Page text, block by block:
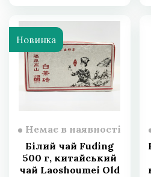
Новинка
Немає в наявності
Білий чай Fuding
500 г, китайський
чай Laoshoumei Old